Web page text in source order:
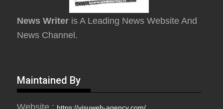
News Writer is A Leading News Website And
News Channel.
Maintained By
Website :